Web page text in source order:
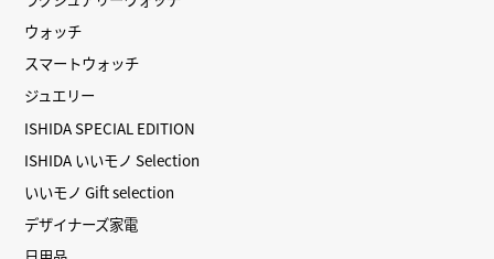
ウォッチ
スマートウォッチ
ジュエリー
ISHIDA SPECIAL EDITION
ISHIDA いいモノ Selection
いいモノ Gift selection
デザイナーズ家電